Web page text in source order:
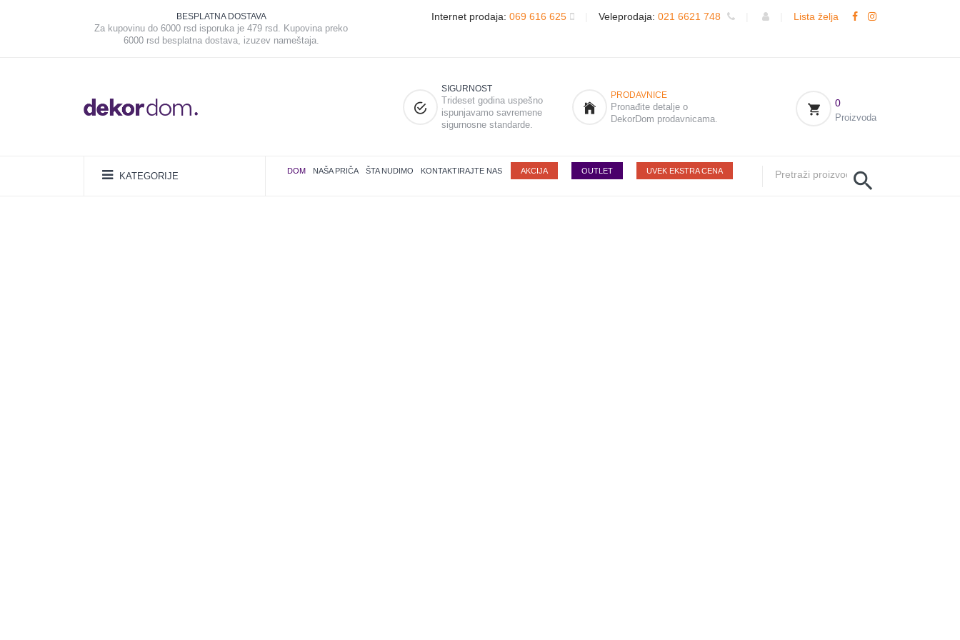
BESPLATNA DOSTAVA
Za kupovinu do 6000 rsd isporuka je 479 rsd. Kupovina preko
6000 rsd besplatna dostava, izuzev nameštaja.
Internet prodaja: 069 616 625 Veleprodaja: 021 6621 748 Lista želja
SIGURNOST
Trideset godina uspešno
ispunjavamo savremene
sigurnosne standarde.
PRODAVNICE
Pronađite detalje o
DekorDom prodavnicama.
0
Proizvoda
KATEGORIJE DOM NAŠA PRIČA ŠTA NUDIMO KONTAKTIRAJTE NAS AKCIJA OUTLET UVEK EKSTRA CENA